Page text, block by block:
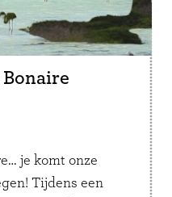
je komt onze
Tijdens een